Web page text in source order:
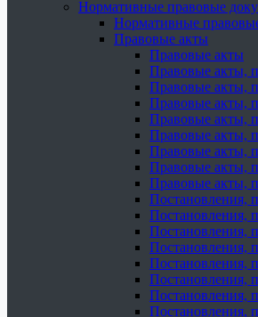
Нормативные правовые
Нормативные
Правовые акты
Правовые акты
Правовые акты,
Правовые акты,
Правовые акты,
Правовые акты,
Правовые акты,
Правовые акты,
Правовые акты,
Правовые акты,
Постановления,
Постановления,
Постановления,
Постановления,
Постановления,
Постановления,
Постановления,
Постановления,